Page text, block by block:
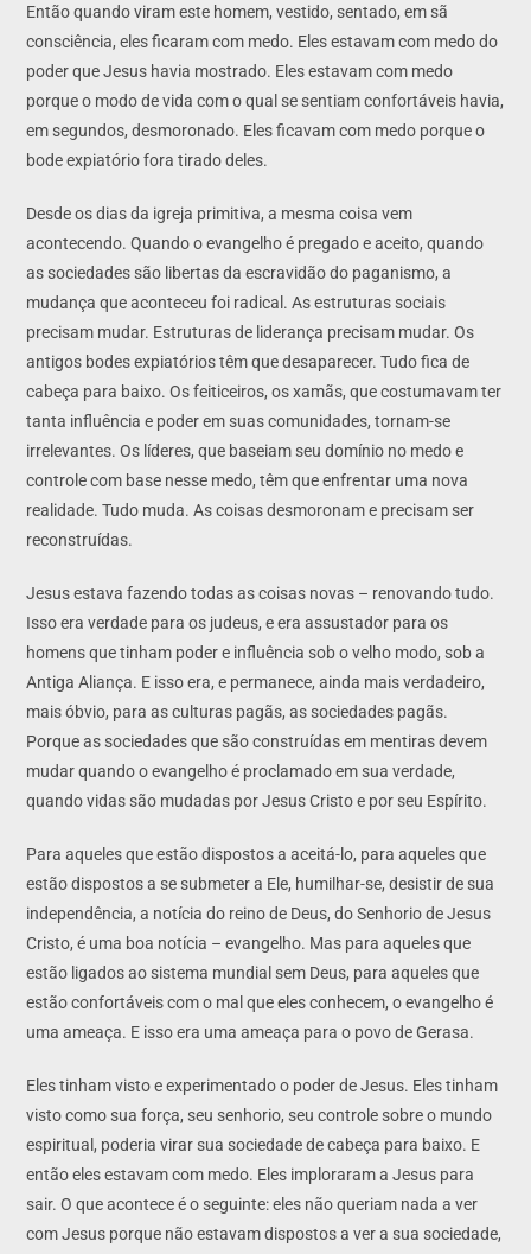
Então quando viram este homem, vestido, sentado, em sã
consciência, eles ficaram com medo. Eles estavam com medo do
poder que Jesus havia mostrado. Eles estavam com medo
porque o modo de vida com o qual se sentiam confortáveis havia,
em segundos, desmoronado. Eles ficavam com medo porque o
bode expiatório fora tirado deles.
Desde os dias da igreja primitiva, a mesma coisa vem
acontecendo. Quando o evangelho é pregado e aceito, quando
as sociedades são libertas da escravidão do paganismo, a
mudança que aconteceu foi radical. As estruturas sociais
precisam mudar. Estruturas de liderança precisam mudar. Os
antigos bodes expiatórios têm que desaparecer. Tudo fica de
cabeça para baixo. Os feiticeiros, os xamãs, que costumavam ter
tanta influência e poder em suas comunidades, tornam-se
irrelevantes. Os líderes, que baseiam seu domínio no medo e
controle com base nesse medo, têm que enfrentar uma nova
realidade. Tudo muda. As coisas desmoronam e precisam ser
reconstruídas.
Jesus estava fazendo todas as coisas novas – renovando tudo.
Isso era verdade para os judeus, e era assustador para os
homens que tinham poder e influência sob o velho modo, sob a
Antiga Aliança. E isso era, e permanece, ainda mais verdadeiro,
mais óbvio, para as culturas pagãs, as sociedades pagãs.
Porque as sociedades que são construídas em mentiras devem
mudar quando o evangelho é proclamado em sua verdade,
quando vidas são mudadas por Jesus Cristo e por seu Espírito.
Para aqueles que estão dispostos a aceitá-lo, para aqueles que
estão dispostos a se submeter a Ele, humilhar-se, desistir de sua
independência, a notícia do reino de Deus, do Senhorio de Jesus
Cristo, é uma boa notícia – evangelho. Mas para aqueles que
estão ligados ao sistema mundial sem Deus, para aqueles que
estão confortáveis com o mal que eles conhecem, o evangelho é
uma ameaça. E isso era uma ameaça para o povo de Gerasa.
Eles tinham visto e experimentado o poder de Jesus. Eles tinham
visto como sua força, seu senhorio, seu controle sobre o mundo
espiritual, poderia virar sua sociedade de cabeça para baixo. E
então eles estavam com medo. Eles imploraram a Jesus para
sair. O que acontece é o seguinte: eles não queriam nada a ver
com Jesus porque não estavam dispostos a ver a sua sociedade,